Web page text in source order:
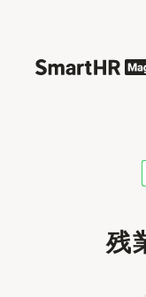
残